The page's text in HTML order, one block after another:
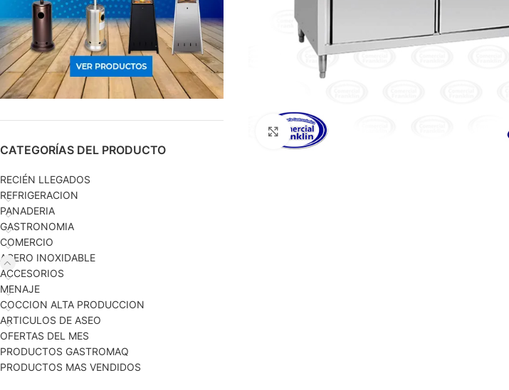
CATEGORÍAS DEL PRODUCTO
RECIÉN LLEGADOS
REFRIGERACION
PANADERIA
GASTRONOMIA
COMERCIO
ACERO INOXIDABLE
ACCESORIOS
MENAJE
COCCION ALTA PRODUCCION
ARTICULOS DE ASEO
OFERTAS DEL MES
PRODUCTOS GASTROMAQ
PRODUCTOS MAS VENDIDOS
Haga clic para ampliar